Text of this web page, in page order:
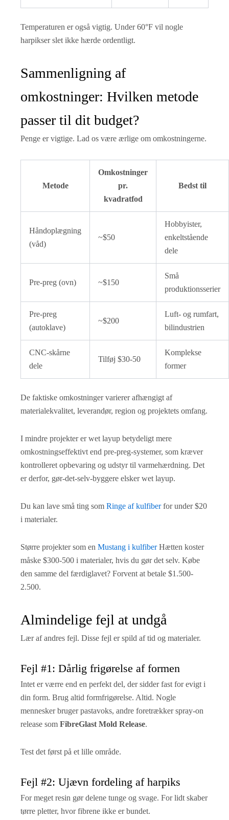
Temperaturen er også vigtig. Under 60°F vil nogle
harpikser slet ikke hærde ordentligt.
Sammenligning af
omkostninger: Hvilken metode
passer til dit budget?
Penge er vigtige. Lad os være ærlige om omkostningerne.
Metode
Omkostninger
pr.
kvadratfod
Bedst til
Håndoplægning
(våd)
~$50
Hobbyister,
enkeltstående
dele
Pre-preg (ovn) ~$150
Små
produktionsserier
Pre-preg
(autoklave)
~$200
Luft- og rumfart,
bilindustrien
CNC-skårne
dele
Tilføj $30-50
Komplekse
former
De faktiske omkostninger varierer afhængigt af
materialekvalitet, leverandør, region og projektets omfang.
I mindre projekter er wet layup betydeligt mere
omkostningseffektivt end pre-preg-systemer, som kræver
kontrolleret opbevaring og udstyr til varmehærdning. Det
er derfor, gør-det-selv-byggere elsker wet layup.
Du kan lave små ting som Ringe af kulfiberfor under $20
i materialer.
Større projekter som en Mustang i kulfiberHætten koster
måske $300-500 i materialer, hvis du gør det selv. Købe
den samme del færdiglavet? Forvent at betale $1.500-
2.500.
Almindelige fejl at undgå
Lær af andres fejl. Disse fejl er spild af tid og materialer.
Fejl #1: Dårlig frigørelse af formen
Intet er værre end en perfekt del, der sidder fast for evigt i
din form. Brug altid formfrigørelse. Altid. Nogle
mennesker bruger pastavoks, andre foretrækker spray-on
release som FibreGlast Mold Release.
Test det først på et lille område.
Fejl #2: Ujævn fordeling af harpiks
For meget resin gør delene tunge og svage. For lidt skaber
tørre pletter, hvor fibrene ikke er bundet.